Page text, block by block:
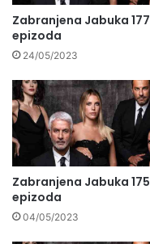
Zabranjena Jabuka 177
epizoda
24/05/2023
Zabranjena Jabuka 175
epizoda
04/05/2023